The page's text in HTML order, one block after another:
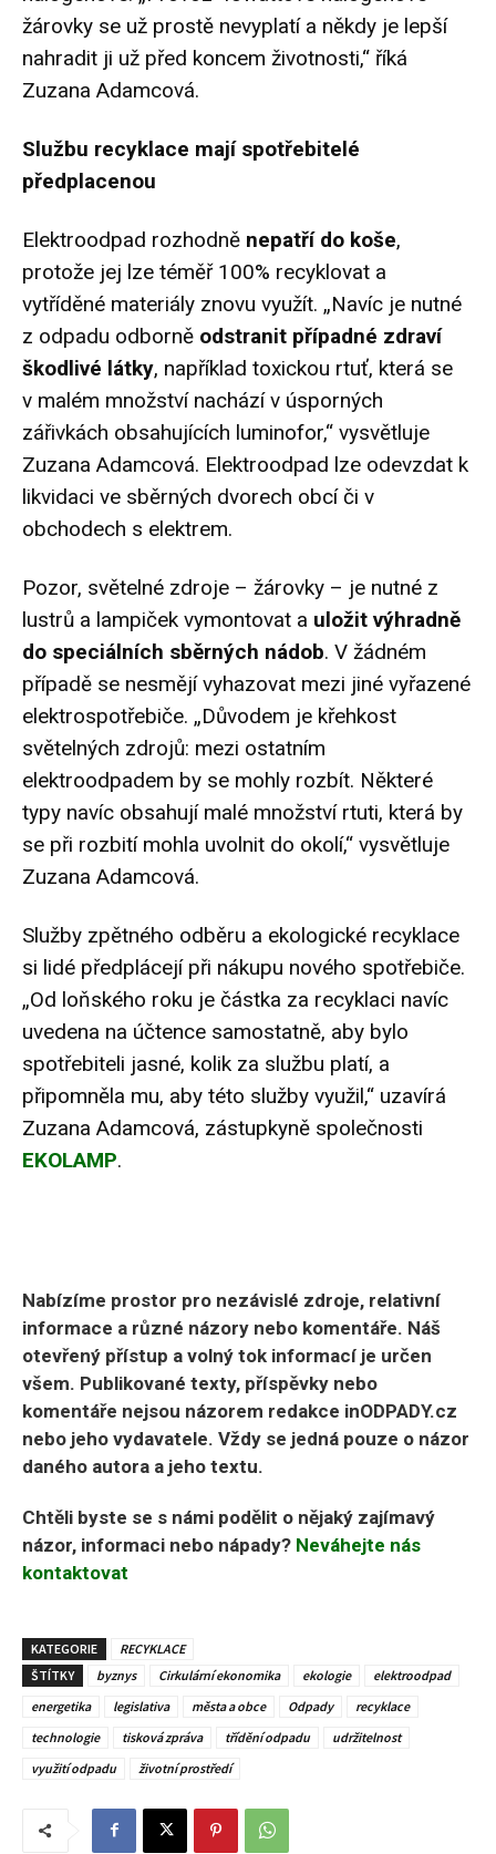
žárovky se už prostě nevyplatí a někdy je lepší
nahradit ji už před koncem životnosti,“ říká
Zuzana Adamcová.
Službu recyklace mají spotřebitelé
předplacenou
Elektroodpad rozhodně nepatří do koše,
protože jej lze téměř 100% recyklovat a
vytříděné materiály znovu využít. „Navíc je nutné
z odpadu odborně odstranit případné zdraví
škodlivé látky, například toxickou rtuť, která se
v malém množství nachází v úsporných
zářivkách obsahujících luminofor,“ vysvětluje
Zuzana Adamcová. Elektroodpad lze odevzdat k
likvidaci ve sběrných dvorech obcí či v
obchodech s elektrem.
Pozor, světelné zdroje – žárovky – je nutné z
lustrů a lampiček vymontovat a uložit výhradně
do speciálních sběrných nádob. V žádném
případě se nesmějí vyhazovat mezi jiné vyřazené
elektrospotřebiče. „Důvodem je křehkost
světelných zdrojů: mezi ostatním
elektroodpadem by se mohly rozbít. Některé
typy navíc obsahují malé množství rtuti, která by
se při rozbití mohla uvolnit do okolí,“ vysvětluje
Zuzana Adamcová.
Služby zpětného odběru a ekologické recyklace
si lidé předplácejí při nákupu nového spotřebiče.
„Od loňského roku je částka za recyklaci navíc
uvedena na účtence samostatně, aby bylo
spotřebiteli jasné, kolik za službu platí, a
připomněla mu, aby této služby využil,“ uzavírá
Zuzana Adamcová, zástupkyně společnosti
EKOLAMP.
Nabízíme prostor pro nezávislé zdroje, relativní
informace a různé názory nebo komentáře. Náš
otevřený přístup a volný tok informací je určen
všem. Publikované texty, příspěvky nebo
komentáře nejsou názorem redakce inODPADY.cz
nebo jeho vydavatele. Vždy se jedná pouze o názor
daného autora a jeho textu.
Chtěli byste se s námi podělit o nějaký zajímavý
názor, informaci nebo nápady? Neváhejte nás
kontaktovat
KATEGORIE
RECYKLACE
ŠTÍTKY
byznys Cirkulární ekonomika ekologie
elektroodpad
energetika
legislativa města a obce Odpady
recyklace
technologie
tisková zpráva třídění odpadu
udržitelnost
využití odpadu
životní prostředí